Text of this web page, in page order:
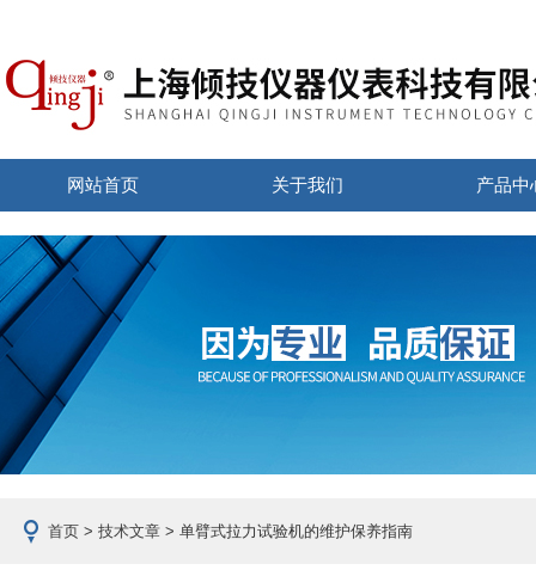
网站首页 关于我们 产品中
首页 > 技术文章 > 单臂式拉力试验机的维护保养指南